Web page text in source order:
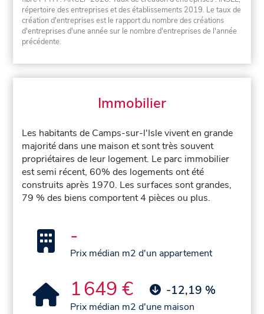
répertoire des entreprises et des établissements 2019. Le taux de
création d'entreprises est le rapport du nombre des créations
d'entreprises d'une année sur le nombre d'entreprises de l'année
précédente.
Immobilier
Les habitants de Camps-sur-l'Isle vivent en grande
majorité dans une maison et sont très souvent
propriétaires de leur logement. Le parc immobilier
est semi récent, 60% des logements ont été
construits après 1970. Les surfaces sont grandes,
79 % des biens comportent 4 pièces ou plus.
-
Prix médian m2 d'un appartement
1 649 € -12,19 %
Prix médian m2 d'une maison